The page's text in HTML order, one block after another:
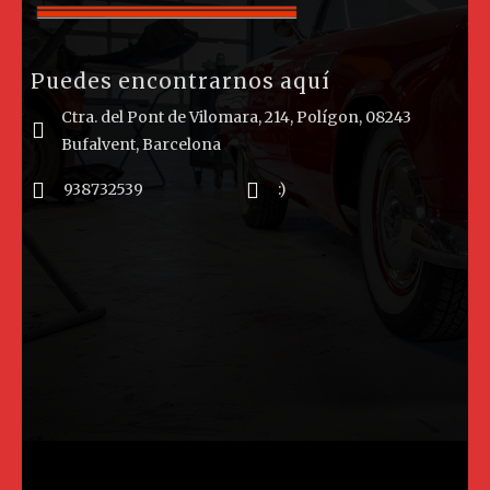
Puedes encontrarnos aquí
Ctra. del Pont de Vilomara, 214, Polígon, 08243
Bufalvent, Barcelona
938732539 :)